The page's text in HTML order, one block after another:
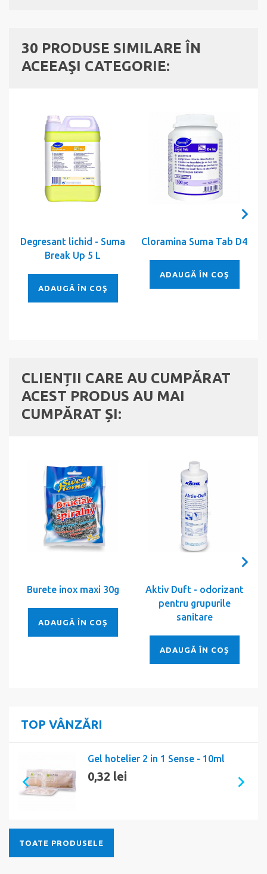
30 PRODUSE SIMILARE ÎN
ACEEAŞI CATEGORIE:
Degresant lichid - Suma
Break Up 5 L
ADAUGĂ ÎN COŞ
Cloramina Suma Tab D4
ADAUGĂ ÎN COŞ
CLIENȚII CARE AU CUMPĂRAT
ACEST PRODUS AU MAI
CUMPĂRAT ȘI:
Burete inox maxi 30g
ADAUGĂ ÎN COȘ
Aktiv Duft - odorizant
pentru grupurile
sanitare
ADAUGĂ ÎN COȘ
TOP VÂNZĂRI
Gel hotelier 2 in 1 Sense - 10ml
0,32 lei
TOATE PRODUSELE